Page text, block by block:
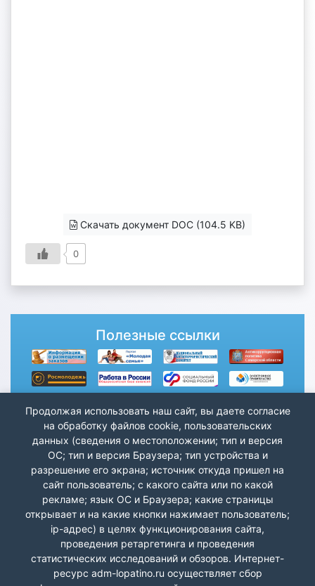
Скачать документ DOC (104.5 KB)
0
Полезные ссылки
Продолжая использовать наш сайт, вы даете согласие
на обработку файлов cookie, пользовательских
данных (сведения о местоположении; тип и версия
ОС; тип и версия Браузера; тип устройства и
разрешение его экрана; источник откуда пришел на
сайт пользователь; с какого сайта или по какой
рекламе; язык ОС и Браузера; какие страницы
открывает и на какие кнопки нажимает пользователь;
ip-адрес) в целях функционирования сайта,
проведения ретаргетинга и проведения
статистических исследований и обзоров. Интернет-
ресурс adm-lopatino.ru осуществляет сбор